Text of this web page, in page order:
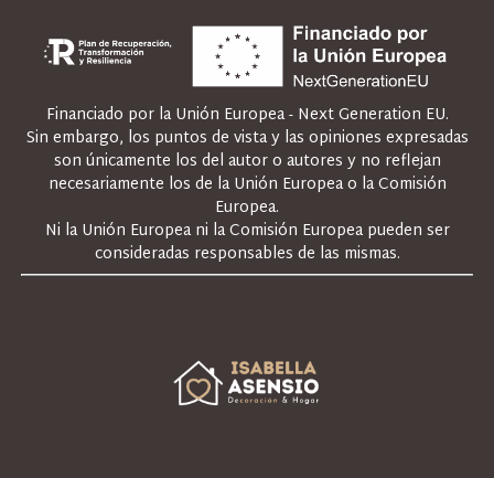
Financiado por la Unión Europea - Next Generation EU.
Sin embargo, los puntos de vista y las opiniones expresadas
son únicamente los del autor o autores y no reflejan
necesariamente los de la Unión Europea o la Comisión
Europea.
Ni la Unión Europea ni la Comisión Europea pueden ser
consideradas responsables de las mismas.